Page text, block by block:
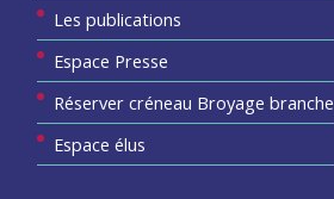
Les publications
Espace Presse
Réserver créneau Broyage branche
Espace élus